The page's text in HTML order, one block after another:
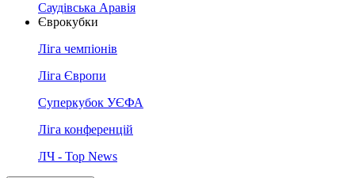
Саудівська Аравія
Єврокубки
Ліга чемпіонів
Ліга Європи
Суперкубок УЄФА
Ліга конференцій
ЛЧ - Top News